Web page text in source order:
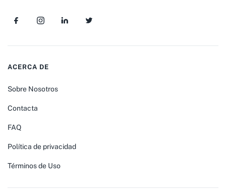
ACERCA DE
Sobre Nosotros
Contacta
FAQ
Política de privacidad
Términos de Uso